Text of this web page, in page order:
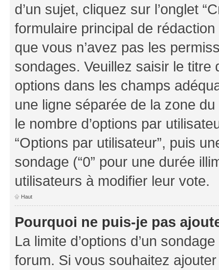
d’un sujet, cliquez sur l’onglet
formulaire principal de
que vous n’avez pas les
sondages. Veuillez saisir le
options dans les champs
une ligne séparée de la zone
le nombre d’options par
“Options par utilisateur”, puis
sondage (“0” pour une durée
utilisateurs à modifier leur vote.
Haut
Pourquoi ne puis-je pas
La limite d’options d’un
forum. Si vous souhaitez